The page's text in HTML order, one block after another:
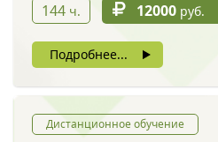
144 ч. 12000 руб.
Подробнее...
Дистанционное обучение